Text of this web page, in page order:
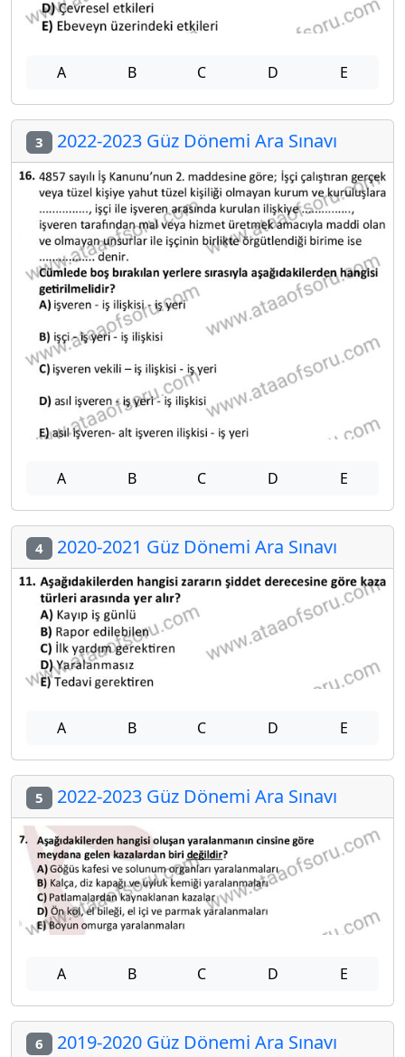
A B C D E
3 2022-2023 Güz Dönemi Ara Sınavı
A B C D E
4 2020-2021 Güz Dönemi Ara Sınavı
A B C D E
5 2022-2023 Güz Dönemi Ara Sınavı
A B C D E
6 2019-2020 Güz Dönemi Ara Sınavı